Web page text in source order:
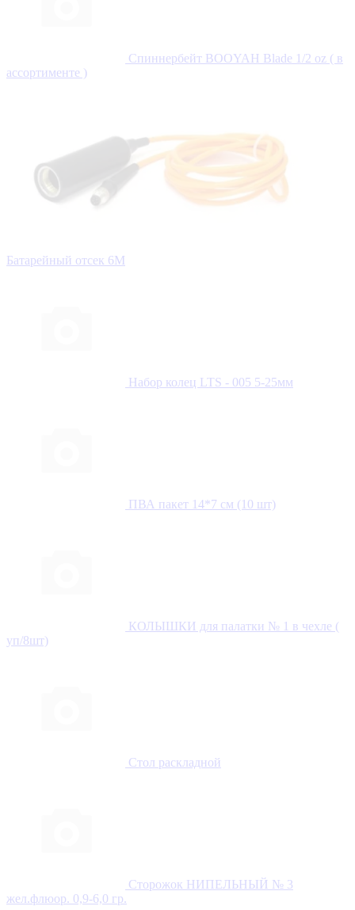
Спиннербейт BOOYAH Blade 1/2 oz ( в
ассортименте )
Батарейный отсек 6М
Набор колец LTS - 005 5-25мм
ПВА пакет 14*7 см (10 шт)
КОЛЫШКИ для палатки № 1 в чехле (
уп/8шт)
Стол раскладной
Сторожок НИПЕЛЬНЫЙ № 3
жел.флюор. 0,9-6,0 гр.